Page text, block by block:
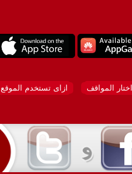
اختار المواقف
ازاى تستخدم الموقع